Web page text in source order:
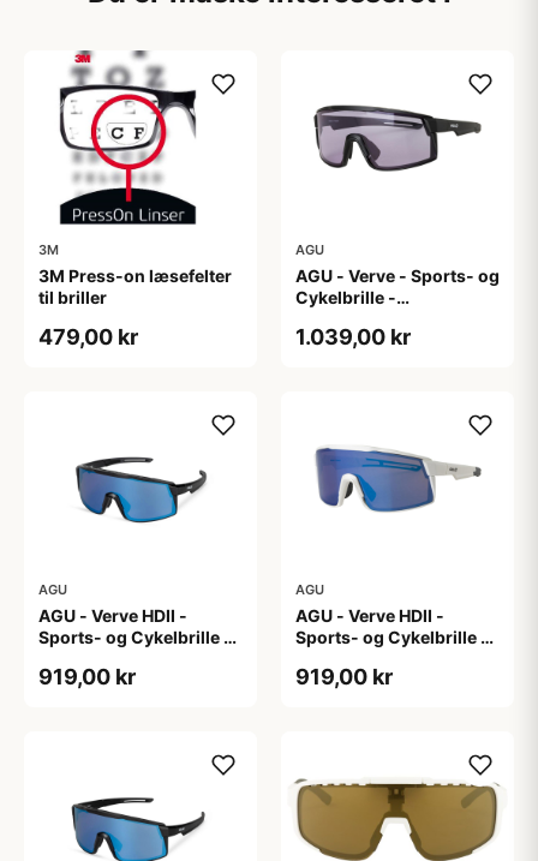
3M
3M Press-on læsefelter
til briller
479,00 kr
AGU
AGU - Verve - Sports- og
Cykelbrille -
Mat Sort
1.039,00 kr
AGU
AGU - Verve HDII -
Sports- og Cykelbrille -
919,00 kr
AGU
AGU - Verve HDII -
Sports- og Cykelbrille -
919,00 kr